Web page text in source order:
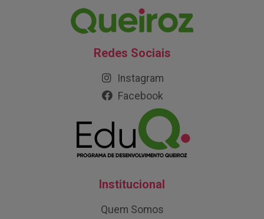
Redes Sociais
Instagram
Facebook
Institucional
Quem Somos